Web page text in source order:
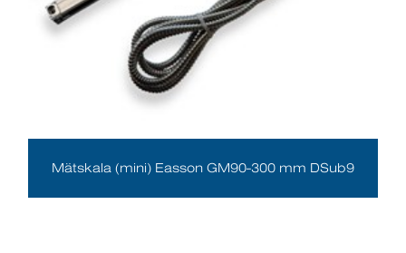
Mätskala (mini) Easson GM90-300 mm DSub9